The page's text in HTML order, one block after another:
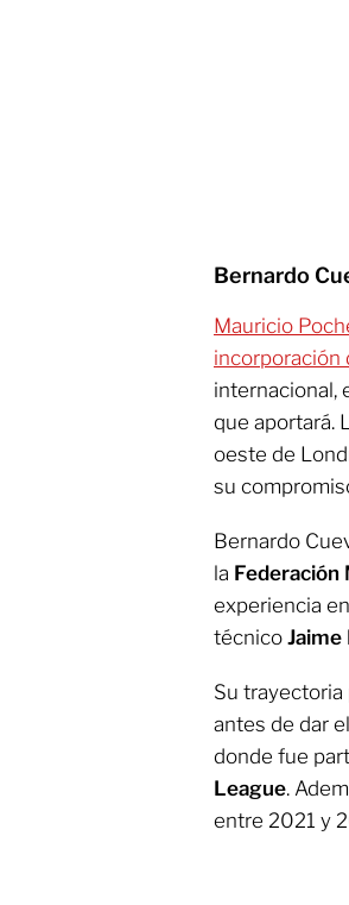
Bernardo
Mauricio
incorporación
internacional,
que aportará.
oeste de
su
Bernardo
la Federación
experiencia
técnico Jaime
Su trayectoria
antes de dar
donde fue
League.
entre 2021 y